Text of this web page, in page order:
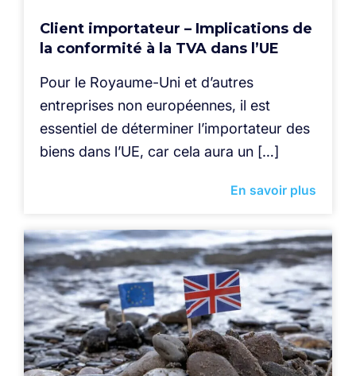
Client importateur – Implications de
la conformité à la TVA dans l’UE
Pour le Royaume-Uni et d’autres
entreprises non européennes, il est
essentiel de déterminer l’importateur des
biens dans l’UE, car cela aura un […]
En savoir plus